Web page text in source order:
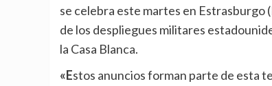
se celebra este martes en Estrasburgo
de los despliegues militares
la Casa Blanca.
«Estos anuncios forman parte de esta tendencia más amplia, pero la disuasión de la OTAN sigue intacta,